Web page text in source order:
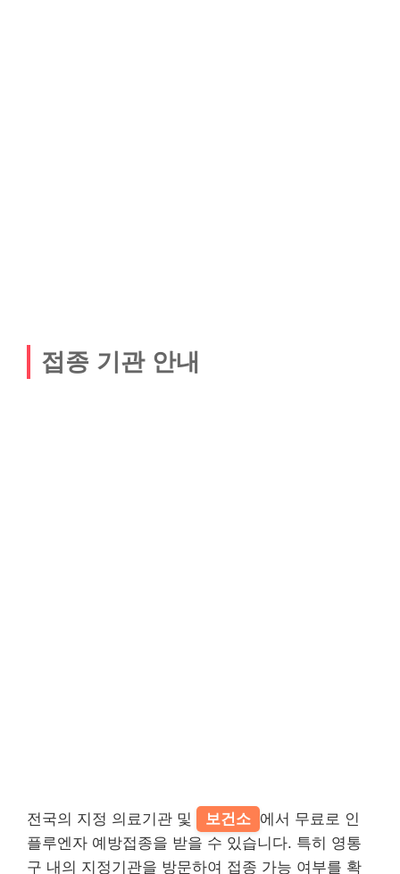
접종 기관 안내
전국의 지정 의료기관 및 보건소 에서 무료로 인
플루엔자 예방접종을 받을 수 있습니다. 특히 영통
구 내의 지정기관을 방문하여 접종 가능 여부를 확